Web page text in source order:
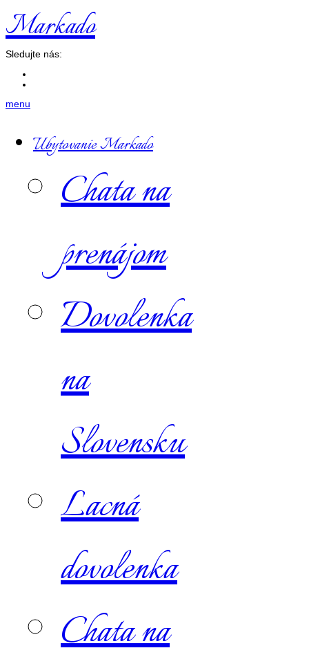
Markado
Sledujte nás:
menu
Ubytovanie Markado
Chata na
prenájom
Dovolenka
na
Slovensku
Lacná
dovolenka
Chata na